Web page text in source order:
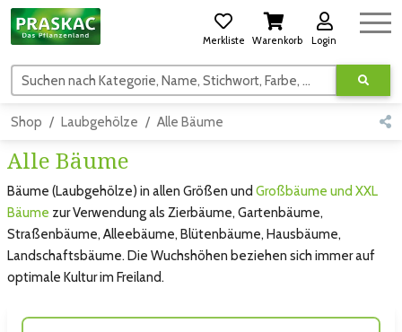
Merkliste Warenkorb Login
Suchen nach Kategorie, Name, Stichwort, Farbe, usw.
Shop Laubgehölze Alle Bäume
Alle Bäume
Bäume (Laubgehölze) in allen Größen und Großbäume und XXL
Bäume zur Verwendung als Zierbäume, Gartenbäume,
Straßenbäume, Alleebäume, Blütenbäume, Hausbäume,
Landschaftsbäume. Die Wuchshöhen beziehen sich immer auf
optimale Kultur im Freiland.